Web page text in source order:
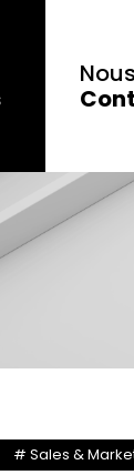
Nous
# Sales &